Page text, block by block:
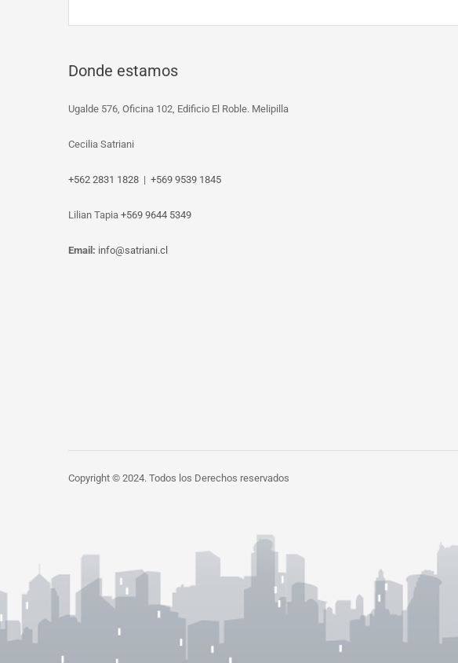
Donde estamos
Ugalde 576, Oficina 102, Edificio El Roble. Melipilla
Cecilia Satriani
+562 2831 1828 | +569 9539 1845
‎Lilian Tapia +569 9644 5349
Email: info@satriani.cl
Copyright © 2024. Todos los Derechos reservados